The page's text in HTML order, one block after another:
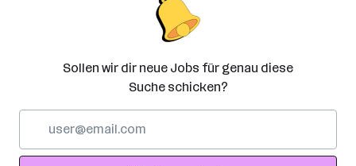
Sollen wir dir neue Jobs für genau diese
Suche schicken?
Adresse